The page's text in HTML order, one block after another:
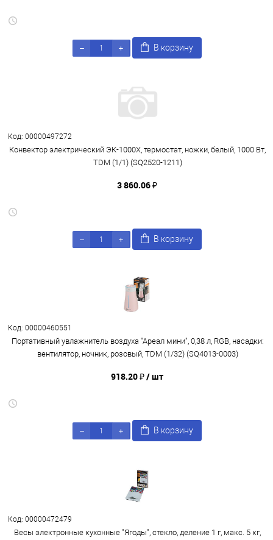
В корзину
Код: 00000497272
Конвектор электрический ЭК-1000X, термостат, ножки, белый, 1000 Вт,
TDM (1/1) (SQ2520-1211)
3 860.06 ₽
В корзину
Код: 00000460551
Портативный увлажнитель воздуха "Ареал мини", 0,38 л, RGB, насадки:
вентилятор, ночник, розовый, TDM (1/32) (SQ4013-0003)
918.20 ₽/ шт
В корзину
Код: 00000472479
Весы электронные кухонные "Ягоды", стекло, деление 1 г, макс. 5 кг,